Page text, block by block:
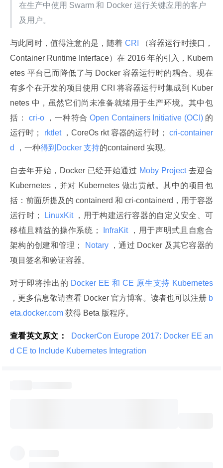
在生产中使用 Swarm 和 Docker 运行关键应用的客户
及用户。
与此同时，值得注意的是，随着 CRI
（容器运行时接口，
Container Runtime Interface）在 2016 年的引入，Kubern
etes 平台已而降低了与 Docker 容器运行时的耦合。现在
有多个在开发的项目使用 CRI 将容器运行时集成到 Kuber
netes 中，虽然它们尚未准备就绪用于生产环境。其中包
括：
cri-o ，一种符合 Open Containers Initiative (OCI) 的
运行时；
rktlet ，CoreOs rkt 容器的运行时；
cri-container
d
，一种得到Docker 支持的containerd 实现。
自去年开始，Docker 已经开始通过 Moby Project 去迎合
Kubernetes，并对 Kubernetes 做出贡献。其中的项目包
括：前面所提及的 containerd 和 cri-containerd，用于容器
运行时；
LinuxKit ，用于构建运行容器的自定义安全、可
移植且精益的操作系统；
InfraKit
，用于声明式且自愈合
架构的创建和管理；
Notary
，通过 Docker 及其它容器的
项目签名和验证容器。
对于即将推出的
，更多信息敬请查看 Docker 官方博客。读者也可以注册 b
eta.docker.com 获得 Beta 版程序。
查看英文原文：
DockerCon Europe 2017: Docker EE an
d CE to Include Kubernetes Integration